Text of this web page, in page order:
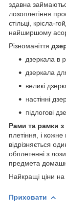
здавна
лозоплетіння
стільці, крісла-
найширшому
Різноманіття
дзеркала в
дзеркала
великі
настінні
підлогові
Рами та рамки з
плетіння, і
відрізняється
обплетенні з
предмета
Найкращі ціни на
Приховати